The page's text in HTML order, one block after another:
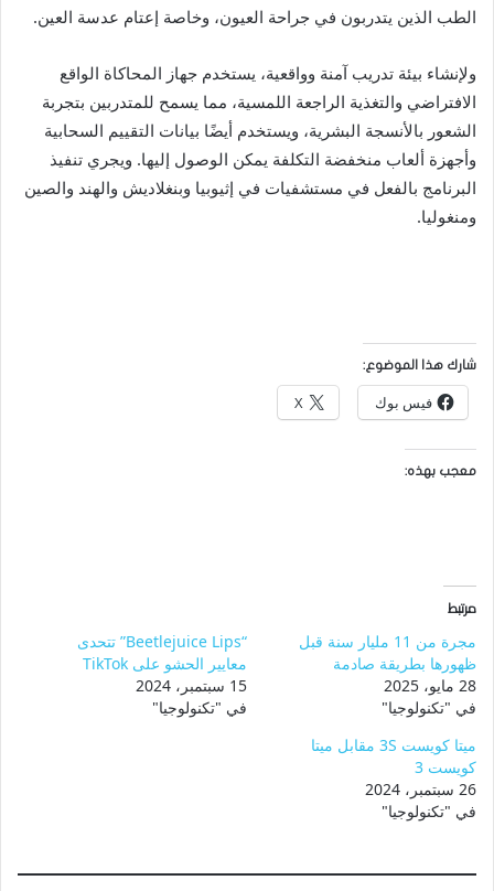
الطب الذين يتدربون في جراحة العيون، وخاصة إعتام عدسة العين.
ولإنشاء بيئة تدريب آمنة وواقعية، يستخدم جهاز المحاكاة الواقع
الافتراضي والتغذية الراجعة اللمسية، مما يسمح للمتدربين بتجربة
الشعور بالأنسجة البشرية، ويستخدم أيضًا بيانات التقييم السحابية
وأجهزة ألعاب منخفضة التكلفة يمكن الوصول إليها. ويجري تنفيذ
البرنامج بالفعل في مستشفيات في إثيوبيا وبنغلاديش والهند والصين
ومنغوليا.
شارك هذا الموضوع:
فيس بوك X
معجب بهذه:
مرتبط
مجرة من 11 مليار سنة قبل
ظهورها بطريقة صادمة
28 مايو، 2025
في "تكنولوجيا"
“Beetlejuice Lips” تتحدى
معايير الحشو على TikTok
15 سبتمبر، 2024
في "تكنولوجيا"
ميتا كويست 3S مقابل ميتا
كويست 3
26 سبتمبر، 2024
في "تكنولوجيا"